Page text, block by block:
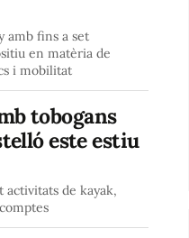
amb fins a set
en matèria de
i mobilitat
tobogans
este estiu
activitats de kayak,